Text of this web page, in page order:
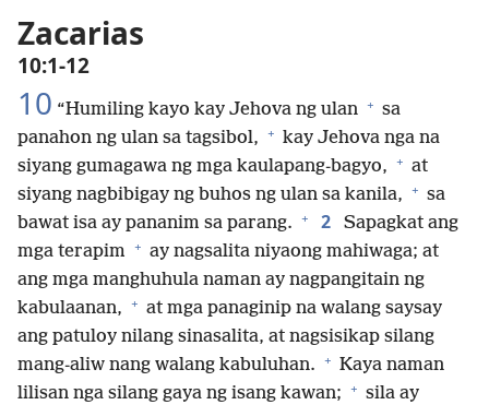
Bibliya
Zacarias
10:1-12
10 “Humiling kayo kay Jehova ng ulan + sa
panahon ng ulan sa tagsibol, + kay Jehova nga na
siyang gumagawa ng mga kaulapang-bagyo, + at
siyang nagbibigay ng buhos ng ulan sa kanila, + sa
bawat isa ay pananim sa parang. + 2
Sapagkat ang
mga terapim + ay nagsalita niyaong mahiwaga; at
ang mga manghuhula naman ay nagpangitain ng
kabulaanan, + at mga panaginip na walang saysay
ang patuloy nilang sinasalita, at nagsisikap silang
mang-aliw nang walang kabuluhan. + Kaya naman
lilisan nga silang gaya ng isang kawan; + sila ay